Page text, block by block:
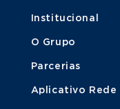
Institucional
O Grupo
Parcerias
Aplicativo Rede